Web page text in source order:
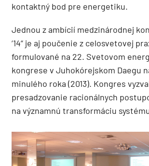
kontaktný bod pre energetiku.
Jednou z ambícií medzinárodnej
‘14“ je aj poučenie z celosvetovej
formulované na 22. Svetovom
kongrese v Juhokórejskom Daegu
minulého roka (2013). Kongres
presadzovanie racionálnych
na významnú transformáciu